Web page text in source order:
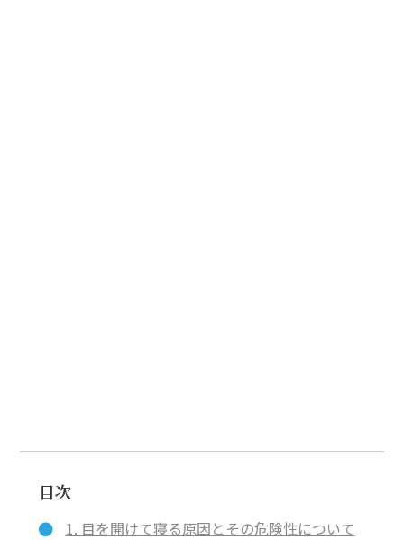
目次
1. 目を開けて寝る原因とその危険性について